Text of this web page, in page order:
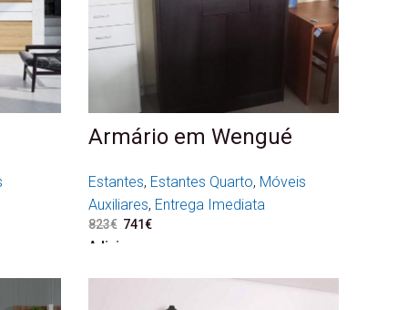
Armário em Wengué
Estantes, Estantes Quarto, Móveis
Auxiliares, Entrega Imediata
823€ O preço original era: 823€.
741€O preço atual é: 741€.
Adicionar